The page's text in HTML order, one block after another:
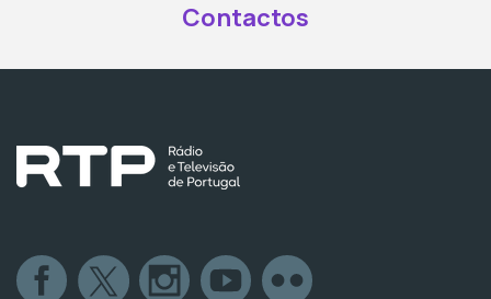
Contactos